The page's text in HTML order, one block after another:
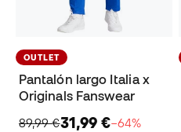
OUTLET
Pantalón largo Italia x
Originals Fanswear
89,99 €31,99 €−64%